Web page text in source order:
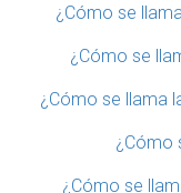
¿Cómo se
¿Cómo se
¿Cómo se llama
¿Cómo
¿Cómo se